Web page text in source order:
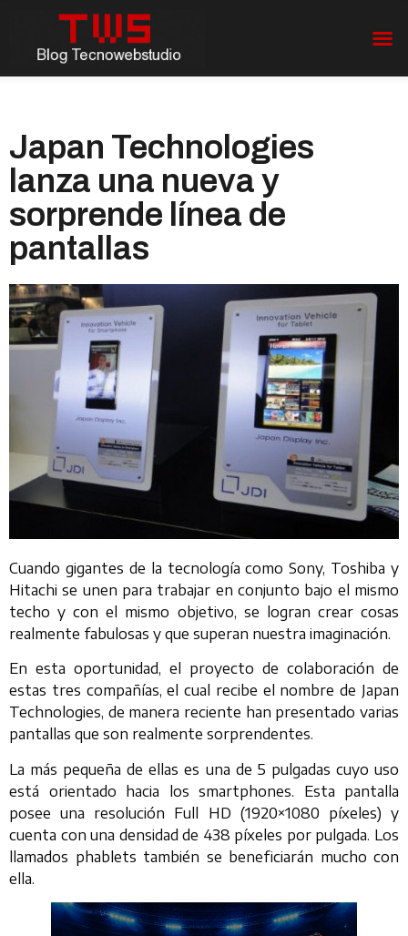
Japan Technologies
lanza una nueva y
sorprende línea de
pantallas
Cuando gigantes de la tecnología como Sony, Toshiba y
Hitachi se unen para trabajar en conjunto bajo el mismo
techo y con el mismo objetivo, se logran crear cosas
realmente fabulosas y que superan nuestra imaginación.
En esta oportunidad, el proyecto de colaboración de
estas tres compañías, el cual recibe el nombre de Japan
Technologies, de manera reciente han presentado varias
pantallas que son realmente sorprendentes.
La más pequeña de ellas es una de 5 pulgadas cuyo uso
está orientado hacia los smartphones. Esta pantalla
posee una resolución Full HD (1920×1080 píxeles) y
cuenta con una densidad de 438 píxeles por pulgada. Los
llamados phablets también se beneficiarán mucho con
ella.